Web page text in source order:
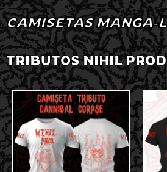
CAMISETAS MANGA-
TRIBUTOS NIHIL